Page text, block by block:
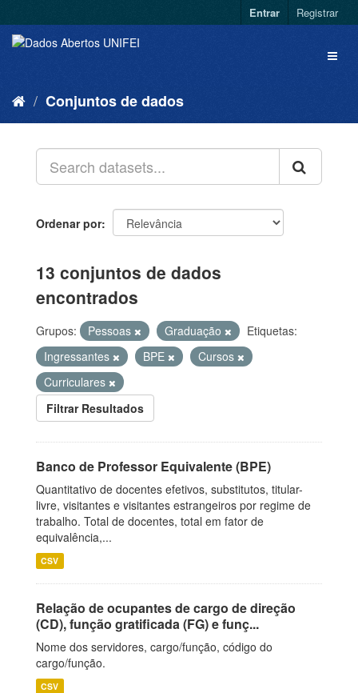
Entrar Registrar
Conjuntos de dados
Ordenar por
13 conjuntos de dados
encontrados
Grupos: Pessoas Graduação
Etiquetas:
Ingressantes
BPE
Cursos
Curriculares
Filtrar Resultados
Banco de Professor Equivalente (BPE)
Quantitativo de docentes efetivos, substitutos, titular-
livre, visitantes e visitantes estrangeiros por regime de
trabalho. Total de docentes, total em fator de
equivalência,...
CSV
Relação de ocupantes de cargo de direção
(CD), função gratificada (FG) e funç...
Nome dos servidores, cargo/função, código do
cargo/função.
CSV